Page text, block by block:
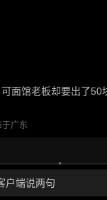
面馆老板却要出了50
于广东
户端说两句